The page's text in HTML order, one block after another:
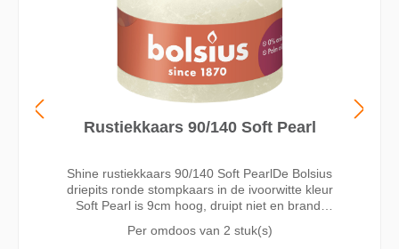
Rustiekkaars 90/140 Soft Pearl
Shine rustiekkaars 90/140 Soft PearlDe Bolsius
driepits ronde stompkaars in de ivoorwitte kleur
Soft Pearl is 9cm hoog, druipt niet en brandt
planeet, zonder palmolie en met natuurlijke
Per omdoos van 2 stuk(s)